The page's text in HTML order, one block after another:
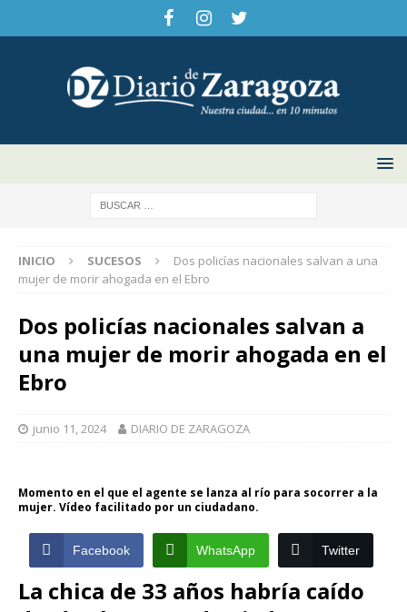
INICIO SUCESOS
Dos policías nacionales salvan a una
mujer de morir ahogada en el Ebro
Dos policías nacionales salvan a
una mujer de morir ahogada en el
Ebro
junio 11, 2024 DIARIO DE ZARAGOZA
Momento en el que el agente se lanza al río para socorrer a la
mujer. Vídeo facilitado por un ciudadano.
Facebook WhatsApp Twitter
La chica de 33 años habría caído